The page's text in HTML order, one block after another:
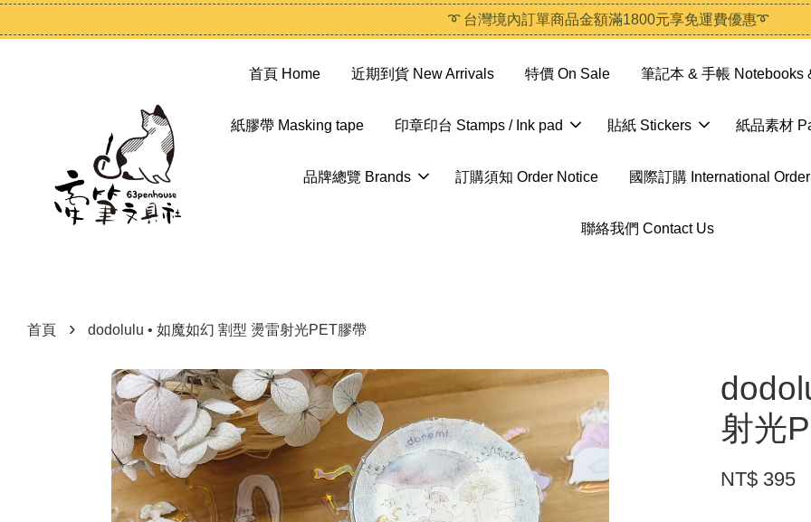
➰ 台灣境內訂單商品金額滿1800元享免運費優惠➰
首頁 Home 近期到貨 New Arrivals 特價 On Sale 筆記本 & 手帳 Notebooks
紙膠帶 Masking tape 印章印台 Stamps / Ink pad 貼紙 Stickers 紙品素材
品牌總覽 Brands 訂購須知 Order Notice 國際訂購 International Order
聯絡我們 Contact Us
首頁 › dodolulu • 如魔如幻 割型 燙雷射光PET膠帶
射光
NT$ 395